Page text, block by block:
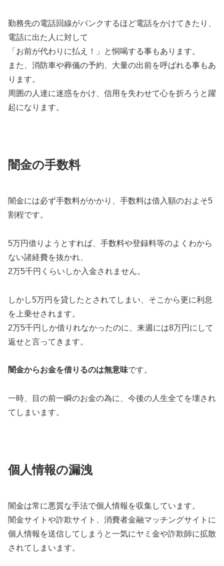
勤務先の電話回線がパンクするほど電話をかけてきたり、
電話に出た人に対して
「お前が代わりに払え！」と恫喝する事もあります。
また、消防車や葬儀の予約、大量の出前を呼ばれる事もあ
ります。
周囲の人達に迷惑をかけ、信用を失わせて心を折ろうと躍
起になります。
闇金の手数料
闇金には必ず手数料がかかり、手数料は借入額のおよそ5
割程です。
5万円借りようとすれば、手数料や登録料等のよくわから
ない諸経費を抜かれ、
2万5千円くらいしか入金されません。
しかし5万円を貸したとされてしまい、そこから更に利息
を上乗せされます。
2万5千円しか借りれなかったのに、来週には8万円にして
返せと言ってきます。
闇金からお金を借りるのは無意味です。
一時、目の前一瞬のお金の為に、今後の人生全てを壊され
てしまいます。
個人情報の漏洩
闇金は常に悪質な手法で個人情報を収集しています。
闇金サイトや詐欺サイト、消費者金融マッチングサイトに
個人情報を送信してしまうと一気にヤミ金や詐欺師に拡散
されてしまいます。